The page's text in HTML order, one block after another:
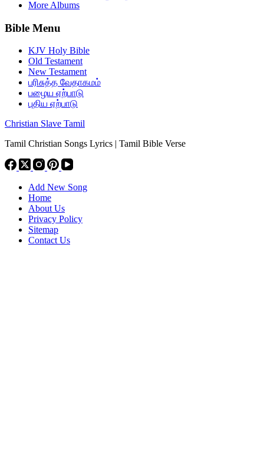
More Albums
Bible Menu
KJV Holy Bible
Old Testament
New Testament
பரிசுத்த வேதாகமம்
பழைய ஏற்பாடு
புதிய ஏற்பாடு
Christian Slave Tamil
Tamil Christian Songs Lyrics | Tamil Bible Verse
Add New Song
Home
About Us
Privacy Policy
Sitemap
Contact Us